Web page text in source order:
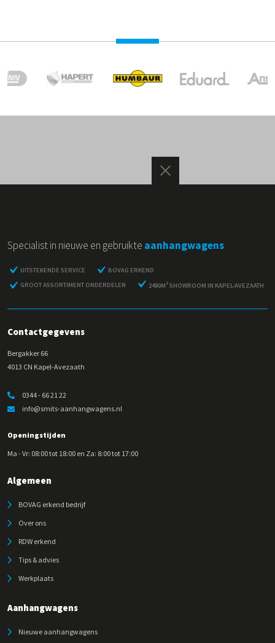
Specialist in nieuwe en gebruikte aanhangwagens
UITSTEKENDE SERVICE
BOVAG ERKEND
GROOT ASSORTIMENT ONDERDELEN
2480M 2SHOWROOM IN KAPEL-AVEZAATH
Contactgegevens
Bergakker 66
4013 CN Kapel-Avezaath
0344 - 66 21 22
info@smits-aanhangwagens.nl
Openingstijden
Ma - Vr: 08:00 tot 18:00 en Za: 8:00 tot 17:00
Algemeen
BOVAG erkend bedrijf
Over ons
RDW erkend
Tips & advies
Werkplaats
Aanhangwagens
Nieuwe aanhangwagens